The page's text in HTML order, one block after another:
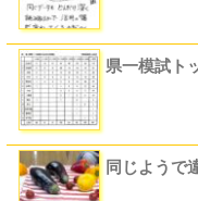
県一模試ト
同じようで